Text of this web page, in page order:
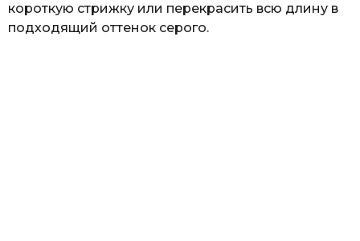
короткую стрижку или перекрасить всю длину в
подходящий оттенок серого.